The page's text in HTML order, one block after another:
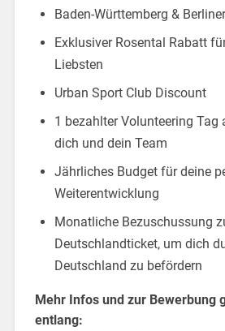
Baden-Württemberg &
Exklusiver Rosental Rabatt
Liebsten
Urban Sport Club Discount
1 bezahlter Volunteering Tag
dich und dein Team
Jährliches Budget für deine
Weiterentwicklung
Monatliche Bezuschussung
Deutschlandticket, um dich
Deutschland zu befördern
Mehr Infos und zur Bewerbung
entlang: